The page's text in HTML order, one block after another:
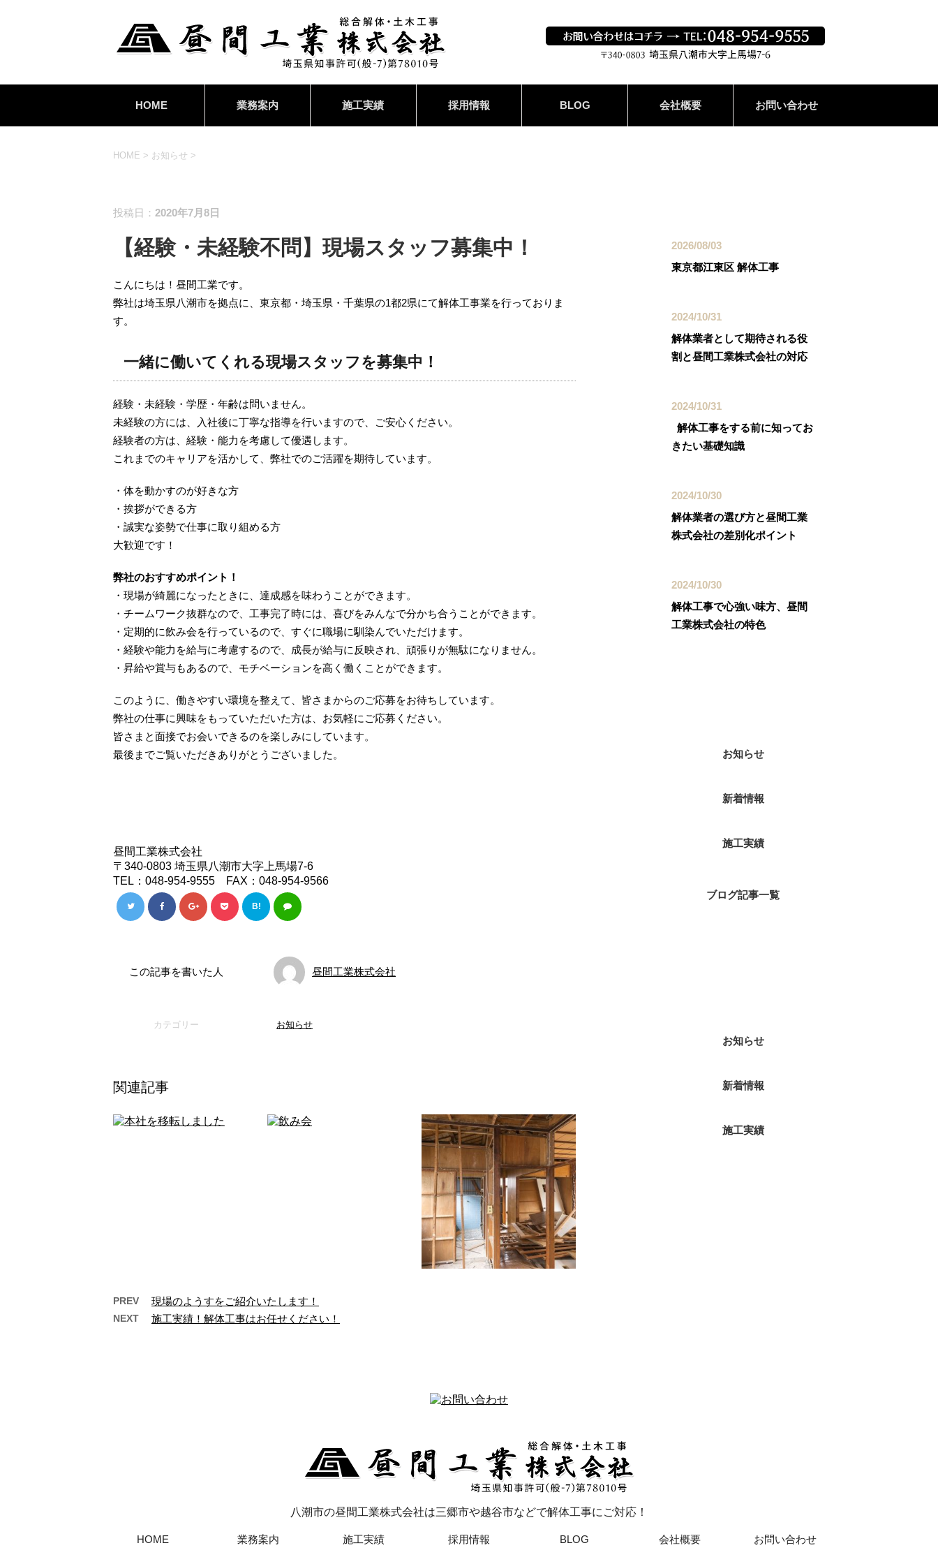
HOME 業務案内 施工実績 採用情報 BLOG 会社概要 お問い合わせ
HOME > お知らせ >
投稿日： 2020年7月8日
【経験・未経験不問】現場スタッフ募集中！
こんにちは！昼間工業です。
弊社は埼玉県八潮市を拠点に、東京都・埼玉県・千葉県の1都2県にて解体工事業を行っておりま
す。
一緒に働いてくれる現場スタッフを募集中！
経験・未経験・学歴・年齢は問いません。
未経験の方には、入社後に丁寧な指導を行いますので、ご安心ください。
経験者の方は、経験・能力を考慮して優遇します。
これまでのキャリアを活かして、弊社でのご活躍を期待しています。
・体を動かすのが好きな方
・挨拶ができる方
・誠実な姿勢で仕事に取り組める方
大歓迎です！
弊社のおすすめポイント！
・現場が綺麗になったときに、達成感を味わうことができます。
・チームワーク抜群なので、工事完了時には、喜びをみんなで分かち合うことができます。
・定期的に飲み会を行っているので、すぐに職場に馴染んでいただけます。
・経験や能力を給与に考慮するので、成長が給与に反映され、頑張りが無駄になりません。
・昇給や賞与もあるので、モチベーションを高く働くことができます。
このように、働きやすい環境を整えて、皆さまからのご応募をお待ちしています。
弊社の仕事に興味をもっていただいた方は、お気軽にご応募ください。
皆さまと面接でお会いできるのを楽しみにしています。
最後までご覧いただきありがとうございました。
昼間工業株式会社
〒340-0803 埼玉県八潮市大字上馬場7-6
TEL：048-954-9555 FAX：048-954-9566
B!
この記事を書いた人 昼間工業株式会社
カテゴリー お知らせ
関連記事
本社を移転しました 飲み会
埼玉県八潮市に …
PREV 現場のようすをご紹介いたします！
NEXT 施工実績！解体工事はお任せください！
2026/08/03
東京都江東区 解体工事
2024/10/31
解体業者として期待される役
割と昼間工業株式会社の対応
2024/10/31
解体工事をする前に知ってお
きたい基礎知識
2024/10/30
解体業者の選び方と昼間工業
株式会社の差別化ポイント
2024/10/30
解体工事で心強い味方、昼間
工業株式会社の特色
お知らせ
新着情報
施工実績
ブログ記事一覧
お知らせ
新着情報
施工実績
八潮市の昼間工業株式会社は三郷市や越谷市などで解体工事にご対応！
HOME 業務案内 施工実績 採用情報 BLOG 会社概要 お問い合わせ